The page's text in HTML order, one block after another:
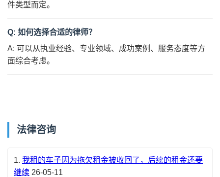
件类型而定。
Q: 如何选择合适的律师？
A: 可以从执业经验、专业领域、成功案例、服务态度等方
面综合考虑。
法律咨询
1. 我租的车子因为拖欠租金被收回了，后续的租金还要
继续 26-05-11